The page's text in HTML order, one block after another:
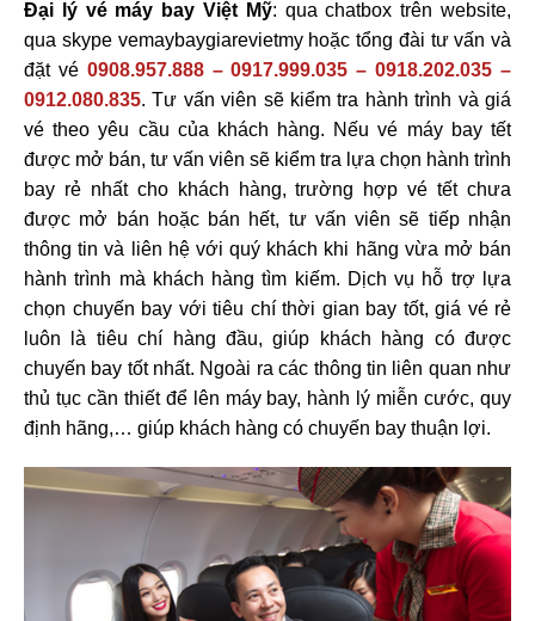
Đại lý vé máy bay Việt Mỹ: qua chatbox trên website,
qua skype vemaybaygiarevietmy hoặc tổng đài tư vấn và
đặt vé 0908.957.888 – 0917.999.035 – 0918.202.035 –
0912.080.835. Tư vấn viên sẽ kiểm tra hành trình và giá
vé theo yêu cầu của khách hàng. Nếu vé máy bay tết
được mở bán, tư vấn viên sẽ kiểm tra lựa chọn hành trình
bay rẻ nhất cho khách hàng, trường hợp vé tết chưa
được mở bán hoặc bán hết, tư vấn viên sẽ tiếp nhận
thông tin và liên hệ với quý khách khi hãng vừa mở bán
hành trình mà khách hàng tìm kiếm. Dịch vụ hỗ trợ lựa
chọn chuyến bay với tiêu chí thời gian bay tốt, giá vé rẻ
luôn là tiêu chí hàng đầu, giúp khách hàng có được
chuyến bay tốt nhất. Ngoài ra các thông tin liên quan như
thủ tục cần thiết để lên máy bay, hành lý miễn cước, quy
định hãng,… giúp khách hàng có chuyến bay thuận lợi.